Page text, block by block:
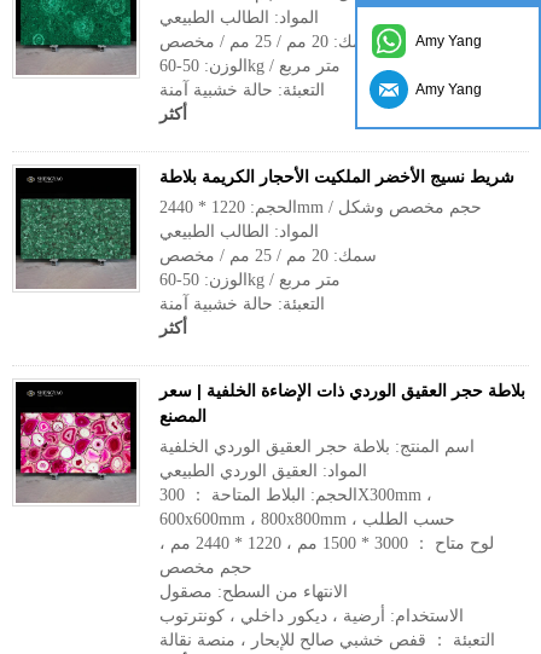
المواد: الطالب الطبيعي
سمك: 20 مم / 25 مم / مخصص
الوزن: 50-60kg / متر مربع
التعبئة: حالة خشبية آمنة
أكثر
شريط نسيج الأخضر الملكيت الأحجار الكريمة بلاطة
الحجم: 1220 * 2440mm / حجم مخصص وشكل
المواد: الطالب الطبيعي
سمك: 20 مم / 25 مم / مخصص
الوزن: 50-60kg / متر مربع
التعبئة: حالة خشبية آمنة
أكثر
بلاطة حجر العقيق الوردي ذات الإضاءة الخلفية | سعر
المصنع
اسم المنتج: بلاطة حجر العقيق الوردي الخلفية
المواد: العقيق الوردي الطبيعي
الحجم: البلاط المتاحة ： 300X300mm ،
600x600mm ، 800x800mm ، حسب الطلب
لوح متاح ： 3000 * 1500 مم ، 1220 * 2440 مم ،
حجم مخصص
الانتهاء من السطح: مصقول
الاستخدام: أرضية ، ديكور داخلي ، كونترتوب
التعبئة ： قفص خشبي صالح للإبحار ، منصة نقالة
Amy Yang
Amy Yang